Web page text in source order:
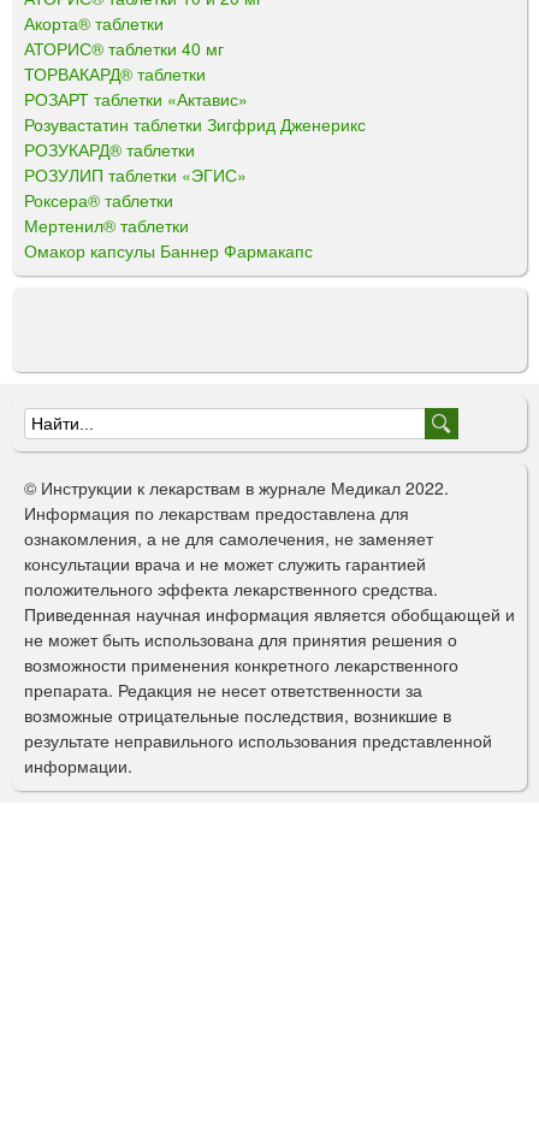
Акорта® таблетки
АТОРИС® таблетки 40 мг
ТОРВАКАРД® таблетки
РОЗАРТ таблетки «Актавис»
Розувастатин таблетки Зигфрид Дженерикс
РОЗУКАРД® таблетки
РОЗУЛИП таблетки «ЭГИС»
Роксера® таблетки
Мертенил® таблетки
Омакор капсулы Баннер Фармакапс
Ф
о
р
м
а
п
о
и
с
к
© Инструкции к лекарствам в журнале Медикал 2022.
Информация по лекарствам предоставлена для
ознакомления, а не для самолечения, не заменяет
консультации врача и не может служить гарантией
положительного эффекта лекарственного средства.
Приведенная научная информация является обобщающей и
не может быть использована для принятия решения о
возможности применения конкретного лекарственного
препарата. Редакция не несет ответственности за
возможные отрицательные последствия, возникшие в
результате неправильного использования представленной
информации.